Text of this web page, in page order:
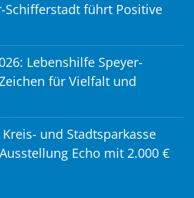
Schifferstadt führt Positive
Lebenshilfe Speyer-
für Vielfalt und
und Stadtsparkasse
Echo mit 2.000 €